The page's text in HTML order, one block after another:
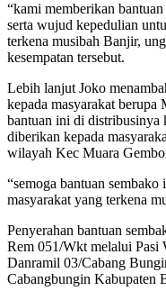
“kami memberikan
serta wujud kepedulian
terkena musibah Banjir,
kesempatan tersebut.
Lebih lanjut Joko
kepada masyarakat berupa
bantuan ini di
diberikan kepada
wilayah Kec Muara
“semoga bantuan
masyarakat yang terkena
Penyerahan bantuan
Rem 051/Wkt melalui
Danramil 03/Cabang
Cabangbungin Kabupaten